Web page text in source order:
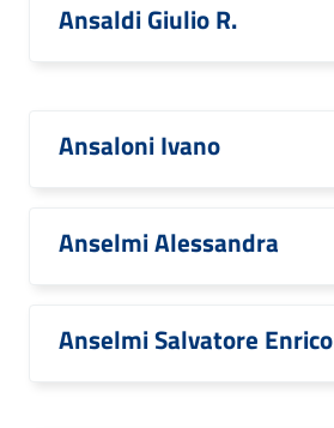
Ansaldi Giulio R.
Ansaloni Ivano
Anselmi Alessandra
Anselmi Salvatore Enrico